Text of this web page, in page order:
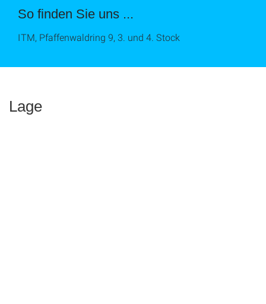
So finden Sie uns ...
ITM, Pfaffenwaldring 9, 3. und 4. Stock
Lage